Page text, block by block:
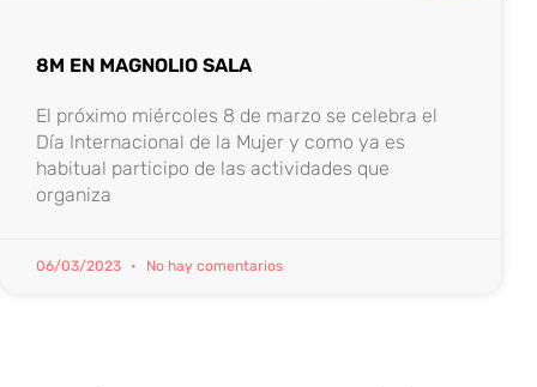
8M EN MAGNOLIO SALA
El próximo miércoles 8 de marzo se celebra el
Día Internacional de la Mujer y como ya es
habitual participo de las actividades que
organiza
06/03/2023 No hay comentarios